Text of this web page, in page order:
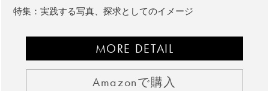
特集：実践する写真、探求としてのイメージ
MORE DETAIL
Amazonで購入